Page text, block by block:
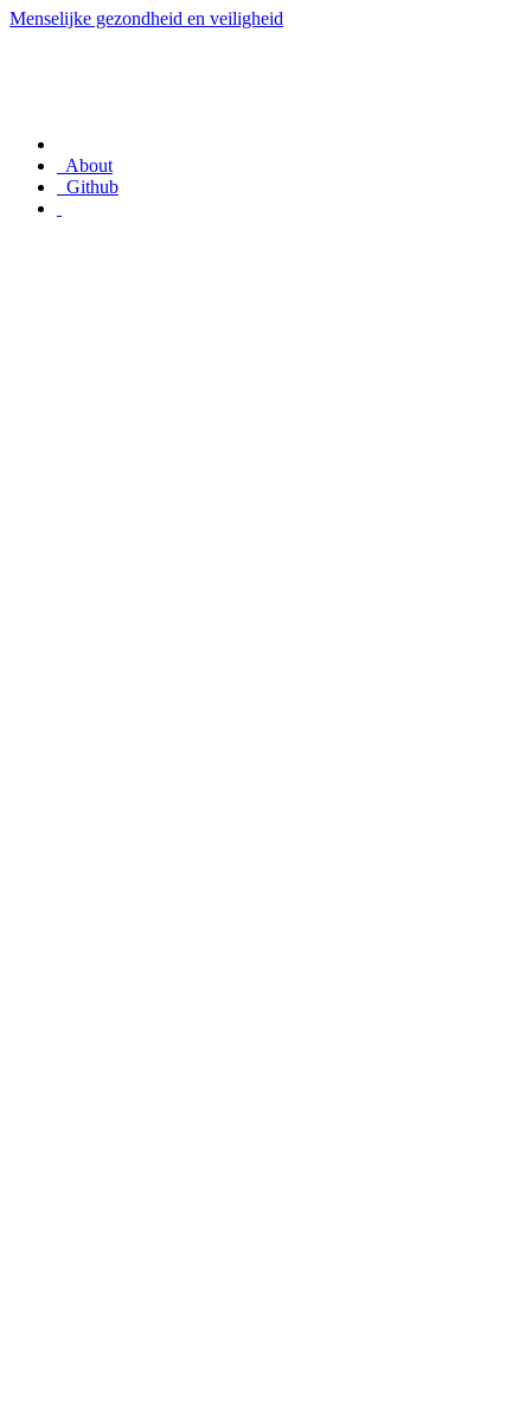
Menselijke gezondheid en veiligheid
About
Github